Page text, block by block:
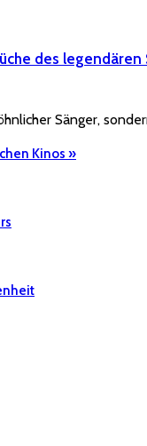
des legendären
Sänger,
Kinos »